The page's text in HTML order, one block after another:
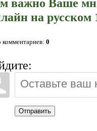
важно Ваше
на русском
комментариев: 0
Отправить